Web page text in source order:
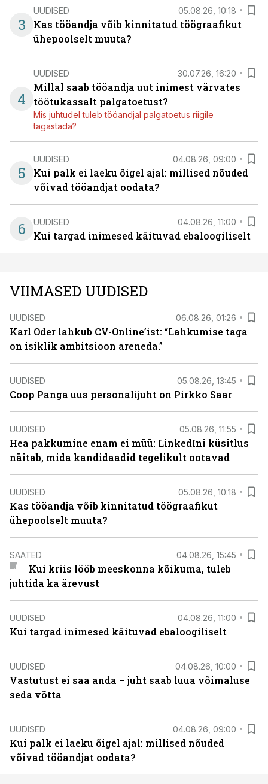
3
UUDISED 05.08.26, 10:18
Kas tööandja võib kinnitatud töögraafikut
ühepoolselt muuta?
4
UUDISED 30.07.26, 16:20
Millal saab tööandja uut inimest värvates
töötukassalt palgatoetust?
Mis juhtudel tuleb tööandjal palgatoetus riigile
tagastada?
5
UUDISED 04.08.26, 09:00
Kui palk ei laeku õigel ajal: millised nõuded
võivad tööandjat oodata?
6 UUDISED 04.08.26, 11:00
Kui targad inimesed käituvad ebaloogiliselt
VIIMASED UUDISED
UUDISED 06.08.26, 01:26
Karl Oder lahkub CV-Online’ist: “Lahkumise taga
on isiklik ambitsioon areneda.”
UUDISED 05.08.26, 13:45
Coop Panga uus personalijuht on Pirkko Saar
UUDISED 05.08.26, 11:55
Hea pakkumine enam ei müü: LinkedIni küsitlus
näitab, mida kandidaadid tegelikult ootavad
UUDISED 05.08.26, 10:18
Kas tööandja võib kinnitatud töögraafikut
ühepoolselt muuta?
SAATED 04.08.26, 15:45
Kui kriis lööb meeskonna kõikuma, tuleb
juhtida ka ärevust
UUDISED 04.08.26, 11:00
Kui targad inimesed käituvad ebaloogiliselt
UUDISED 04.08.26, 10:00
Vastutust ei saa anda – juht saab luua võimaluse
seda võtta
UUDISED 04.08.26, 09:00
Kui palk ei laeku õigel ajal: millised nõuded
võivad tööandjat oodata?